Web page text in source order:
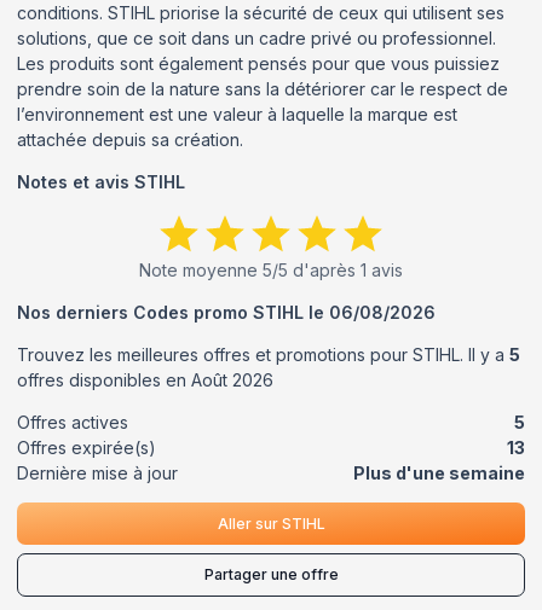
conditions. STIHL priorise la sécurité de ceux qui utilisent ses
solutions, que ce soit dans un cadre privé ou professionnel.
Les produits sont également pensés pour que vous puissiez
prendre soin de la nature sans la détériorer car le respect de
l’environnement est une valeur à laquelle la marque est
attachée depuis sa création.
Notes et avis STIHL
Note moyenne 5/5 d'après 1 avis
Nos derniers Codes promo STIHL le 06/08/2026
Trouvez les meilleures offres et promotions pour STIHL. Il y a 5
offres disponibles en Août 2026
Offres actives
5
Offres expirée(s)
13
Dernière mise à jour
Plus d'une semaine
Aller sur STIHL
Partager une offre